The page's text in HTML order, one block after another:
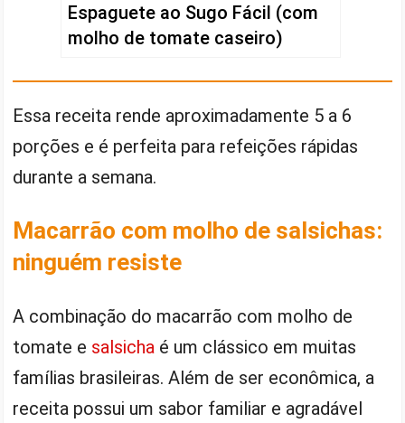
Espaguete ao Sugo Fácil (com
molho de tomate caseiro)
Essa receita rende aproximadamente 5 a 6
porções e é perfeita para refeições rápidas
durante a semana.
Macarrão com molho de salsichas:
ninguém resiste
A combinação do macarrão com molho de
tomate e salsicha é um clássico em muitas
famílias brasileiras. Além de ser econômica, a
receita possui um sabor familiar e agradável